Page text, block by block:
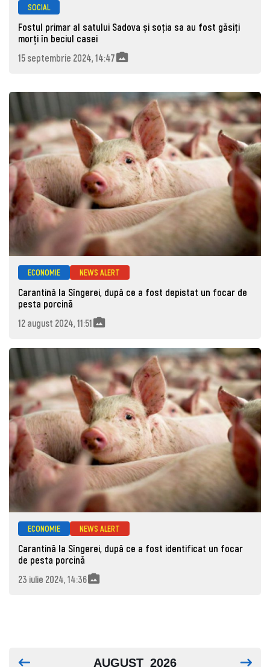
SOCIAL
Fostul primar al satului Sadova și soția sa au fost găsiți
morţi în beciul casei
15 septembrie 2024, 14:47
ECONOMIE NEWS ALERT
Carantină la Sîngerei, după ce a fost depistat un focar de
pesta porcină
12 august 2024, 11:51
ECONOMIE NEWS ALERT
Carantină la Sîngerei, după ce a fost identificat un focar
de pesta porcină
23 iulie 2024, 14:36
AUGUST 2026